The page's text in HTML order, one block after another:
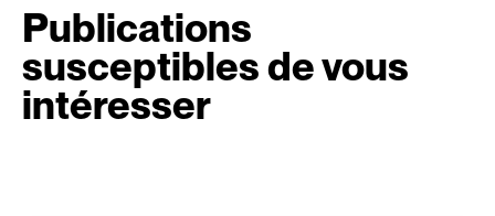
Publications
susceptibles de vous
intéresser